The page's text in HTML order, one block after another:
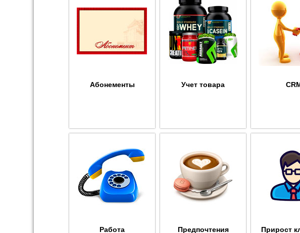
Абонементы Учет товара
Работа
Предпочтения Прирост